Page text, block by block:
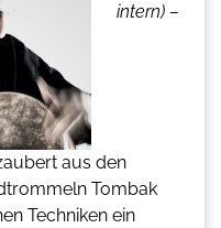
intern) –
aus den
Tombak
Techniken ein